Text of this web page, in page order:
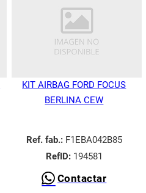
KIT AIRBAG FORD FOCUS
BERLINA CEW
Ref. fab.:F1EBA042B85
RefID:194581
Contactar